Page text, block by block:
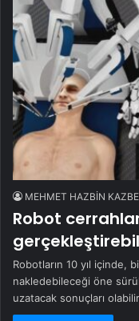
MEHMET HAZBİN
Robot
Robotların 10 yıl içinde,
nakledebileceği öne
uzatacak sonuçları